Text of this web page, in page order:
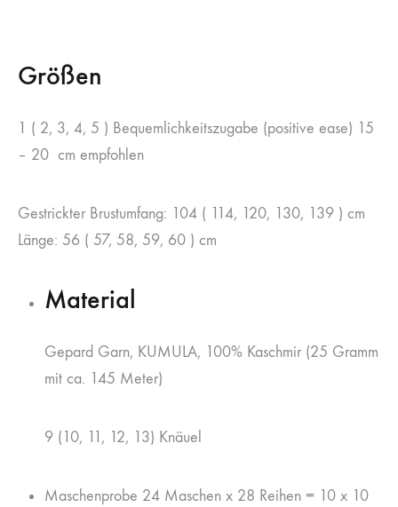
Größen
1 ( 2, 3, 4, 5 ) Bequemlichkeitszugabe (positive ease) 15
– 20 cm empfohlen
Gestrickter Brustumfang: 104 ( 114, 120, 130, 139 ) cm
Länge: 56 ( 57, 58, 59, 60 ) cm
Material
Gepard Garn, KUMULA, 100% Kaschmir (25 Gramm
mit ca. 145 Meter)
9 (10, 11, 12, 13) Knäuel
Maschenprobe 24 Maschen x 28 Reihen = 10 x 10